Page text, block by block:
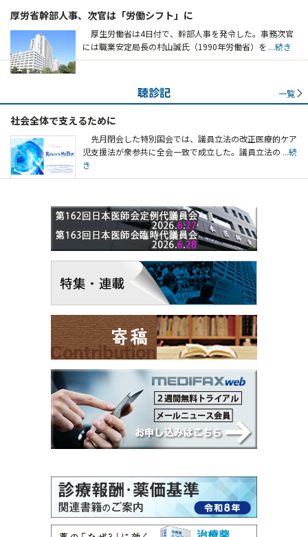
厚労省幹部人事、次官は「労働シフト」に
厚生労働省は4日付で、幹部人事を発令した。事務次官
には職業安定局長の村山誠氏（1990年労働省）を ...続き
聴診記 一覧
社会全体で支えるために
先月閉会した特別国会では、議員立法の改正医療的ケア
児支援法が衆参共に全会一致で成立した。議員立法の ...続
き